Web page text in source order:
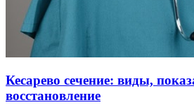
Кесарево сечение: виды,
восстановление